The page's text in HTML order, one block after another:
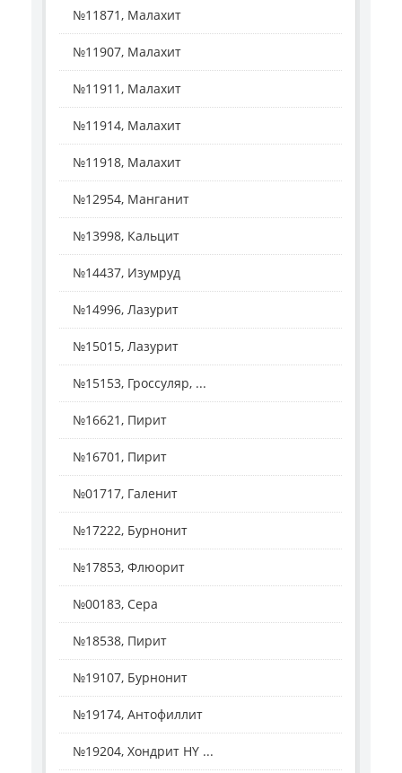
№11871, Малахит
№11907, Малахит
№11911, Малахит
№11914, Малахит
№11918, Малахит
№12954, Манганит
№13998, Кальцит
№14437, Изумруд
№14996, Лазурит
№15015, Лазурит
№15153, Гроссуляр, ...
№16621, Пирит
№16701, Пирит
№01717, Галенит
№17222, Бурнонит
№17853, Флюорит
№00183, Сера
№18538, Пирит
№19107, Бурнонит
№19174, Антофиллит
№19204, Хондрит HY ...